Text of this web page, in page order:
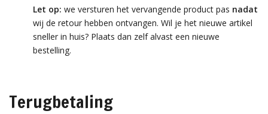
Let op: we versturen het vervangende product pas nadat
wij de retour hebben ontvangen. Wil je het nieuwe artikel
sneller in huis? Plaats dan zelf alvast een nieuwe
bestelling.
Terugbetaling